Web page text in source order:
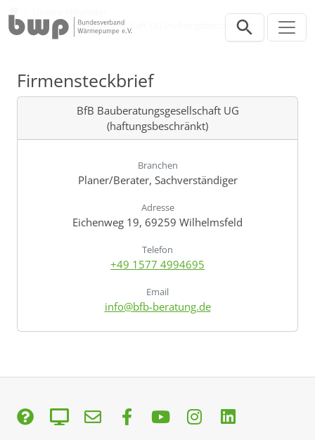
BfB Bauberatungsgesellschaft UG (haftungsbeschränkt)
Firmensteckbrief
BfB Bauberatungsgesellschaft UG
(haftungsbeschränkt)
Branchen
Planer/Berater, Sachverständiger
Adresse
Eichenweg 19, 69259 Wilhelmsfeld
Telefon
+49 1577 4994695
Email
info@bfb-beratung.de